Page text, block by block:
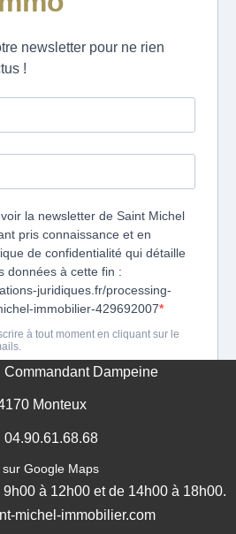
Commandant Dampeine
Monteux
04.90.61.68.68
sur Google Maps
à 12h00 et de 14h00 à 18h00.
michel-immobilier.com